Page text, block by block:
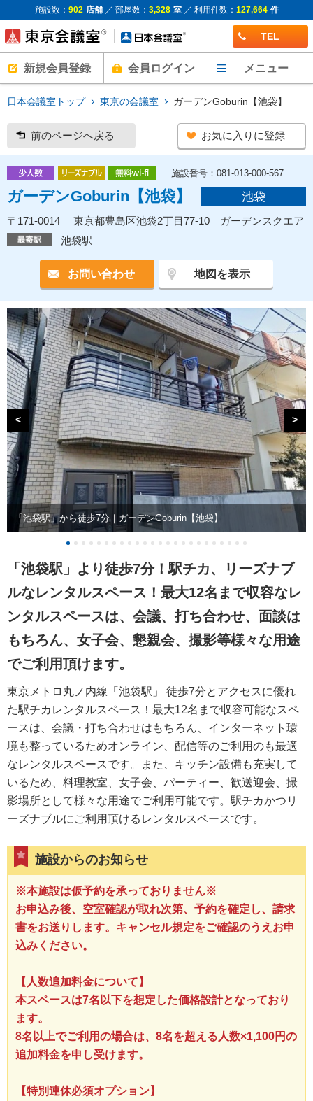
施設数： 902 店舗／ 部屋数： 3,328 室／ 利用件数： 127,664 件
TEL
新規会員登録 会員ログイン メニュー
日本会議室トップ 東京の会議室 ガーデンGoburin【池袋】
前のページへ戻る お気に入りに登録
施設番号：081-013-000-567
ガーデンGoburin【池袋】 池袋
〒171-0014 東京都豊島区池袋2丁目77-10 ガーデンスクエア
池袋駅
お問い合わせ 地図を表示
「池袋駅」から徒歩7分｜ガーデンGoburin【池袋】
< >
「池袋駅」より徒歩7分！駅チカ、リーズナブ
ルなレンタルスペース！最大12名まで収容なレ
ンタルスペースは、会議、打ち合わせ、面談は
もちろん、女子会、懇親会、撮影等様々な用途
でご利用頂けます。
東京メトロ丸ノ内線「池袋駅」 徒歩7分とアクセスに優れ
た駅チカレンタルスペース！最大12名まで収容可能なスペ
ースは、会議・打ち合わせはもちろん、インターネット環
境も整っているためオンライン、配信等のご利用のも最適
なレンタルスペースです。また、キッチン設備も充実して
いるため、料理教室、女子会、パーティー、歓送迎会、撮
影場所として様々な用途でご利用可能です。駅チカかつリ
ーズナブルにご利用頂けるレンタルスペースです。
施設からのお知らせ
※本施設は仮予約を承っておりません※
お申込み後、空室確認が取れ次第、予約を確定し、請求
書をお送りします。キャンセル規定をご確認のうえお申
込みください。
【人数追加料金について】
本スペースは7名以下を想定した価格設計となっており
ます。
8名以上でご利用の場合は、8名を超える人数×1,100円の
追加料金を申し受けます。
【特別連休必須オプション】